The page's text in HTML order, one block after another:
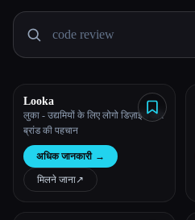
टूल्स की तुलना करें
सभी श्रेणियाँ
Looka
लुका - उद्यमियों के लिए लोगो डिज़ाइन और
ब्रांड की पहचान
अधिक जानकारी →
मिलने जाना↗︎